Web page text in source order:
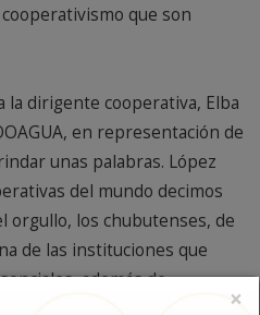
que son
dirigente cooperativa, Elba
en representación de
unas palabras. López
del mundo decimos
orgullo, los chubutenses, de
de las instituciones que
además de
×